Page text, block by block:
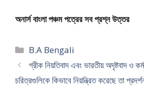
অনার্স বাংলা পঞ্চম পত্রের সব প্রশ্ন উত্তর
Categories
B.A Bengali
গ্রীক নিয়তিবাদ এবং ভারতীয় অদৃষ্টবাদ ও
চরিত্রগুলিকে কিভাবে নিয়ন্ত্রিত করেছে তা